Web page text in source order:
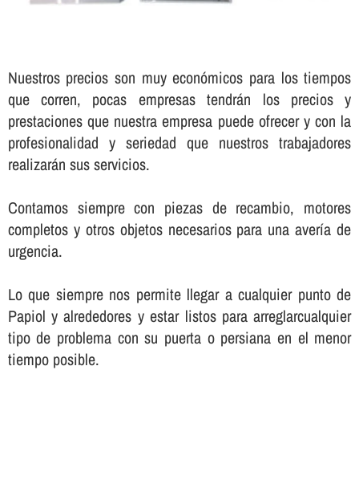
Nuestros precios son muy económicos para los tiempos
que corren, pocas empresas tendrán los precios y
prestaciones que nuestra empresa puede ofrecer y con la
profesionalidad y seriedad que nuestros trabajadores
realizarán sus servicios.
Contamos siempre con piezas de recambio, motores
completos y otros objetos necesarios para una averí­a de
urgencia.
Lo que siempre nos permite llegar a cualquier punto de
Papiol y alrededores y estar listos para arreglarcualquier
tipo de problema con su puerta o persiana en el menor
tiempo posible.